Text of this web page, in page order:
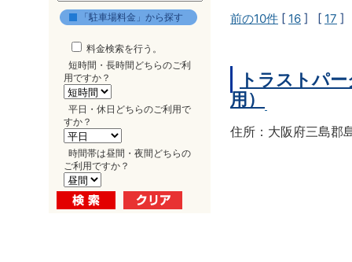
「駐車場料金」から探す
料金検索を行う。
短時間・長時間どちらのご利
用ですか？
平日・休日どちらのご利用で
すか？
時間帯は昼間・夜間どちらの
ご利用ですか？
前の10件 [ 16 ] [ 17 ]
トラストパ
用）
住所：大阪府三島郡